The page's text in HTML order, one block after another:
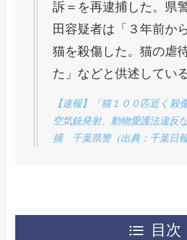
訴＝を再逮捕した。県
田容疑者は「３年前か
猫を殺傷した。猫の虐
た」などと供述している
【速報】「猫１００匹近く
空気銃発射、動物愛護法違反
捕 千葉県警（出典：千葉日
目次